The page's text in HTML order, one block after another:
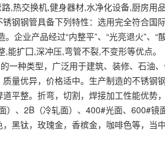
,热交换机,健身器材,水净化设备,厨房
锈钢钢管具备下列特性：选用完全符合
企业产品经过“内整平”、“光亮退火”、“
能扩囗,深冲压,弯管不裂,不变形等优点。
一种类型，广泛用于建筑、装修、石油
量优异，价格适中。生产制造的不锈
平整。折弯，切割，焊接加工性能优势
）、2B（冷轧面）、400#光面、600#
黑钛，玫瑰金，香槟金，咖啡色等，当